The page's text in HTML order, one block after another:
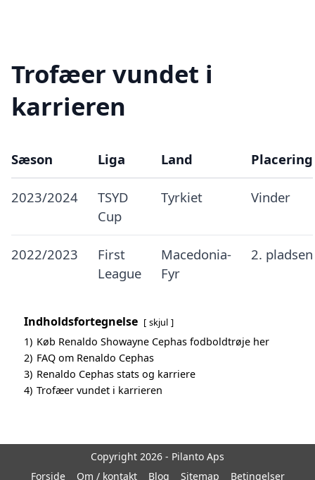
Trofæer vundet i
karrieren
Sæson Liga Land Placering
2023/2024
TSYD
Cup
Tyrkiet Vinder
2022/2023
First
League
Macedonia-
Fyr
2. pladsen
Indholdsfortegnelse skjul
1) Køb Renaldo Showayne Cephas fodboldtrøje her
2) FAQ om Renaldo Cephas
3) Renaldo Cephas stats og karriere
4) Trofæer vundet i karrieren
Copyright 2026 - Pilanto Aps
Forside
Om / kontakt Blog Sitemap Betingelser